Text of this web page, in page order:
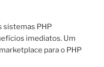
sistemas PHP
imediatos. Um
para o PHP